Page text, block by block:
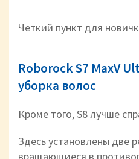
Четкий пункт для
Roborock S7 MaxV
уборка волос
Кроме того, S8 лучше
Здесь установлены две
вращающиеся в